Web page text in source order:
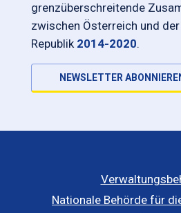
grenzüberschreitende
zwischen Österreich und
Republik 2014-2020.
NEWSLETTER
Nationale Behörde für